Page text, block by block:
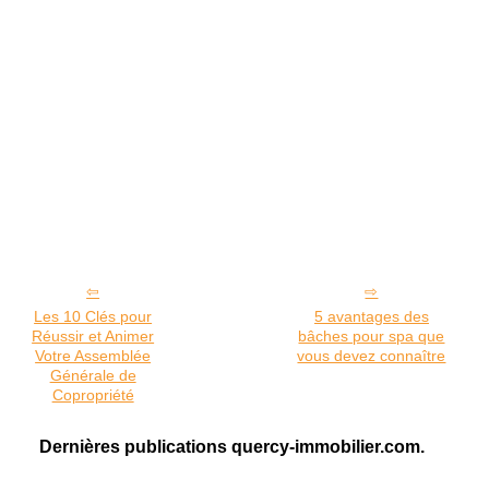
Les 10 Clés pour
Réussir et Animer
Votre Assemblée
Générale de
Copropriété
5 avantages des
bâches pour spa que
vous devez connaître
Dernières publications quercy-immobilier.com.